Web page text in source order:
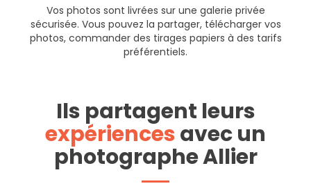
Vos photos sont livrées sur une galerie privée
sécurisée. Vous pouvez la partager, télécharger vos
photos, commander des tirages papiers à des tarifs
préférentiels.
Ils partagent leurs
expériencesavec un
photographe Allier